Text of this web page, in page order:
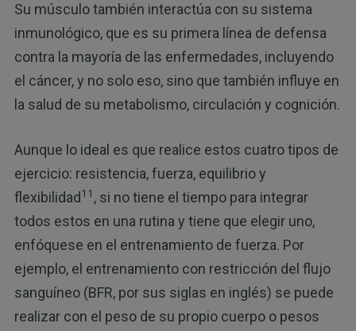
Su músculo también interactúa con su sistema
inmunológico, que es su primera línea de defensa
contra la mayoría de las enfermedades, incluyendo
el cáncer, y no solo eso, sino que también influye en
la salud de su metabolismo, circulación y cognición.
Aunque lo ideal es que realice estos cuatro tipos de
ejercicio: resistencia, fuerza, equilibrio y
flexibilidad11 , si no tiene el tiempo para integrar
todos estos en una rutina y tiene que elegir uno,
enfóquese en el entrenamiento de fuerza. Por
ejemplo, el entrenamiento con restricción del flujo
sanguíneo (BFR, por sus siglas en inglés) se puede
realizar con el peso de su propio cuerpo o pesos